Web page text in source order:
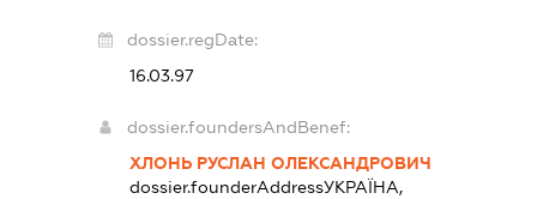
dossier.regDate:
16.03.97
dossier.foundersAndBenef:
ХЛОНЬ РУСЛАН ОЛЕКСАНДРОВИЧ
dossier.founderAddressУКРАЇНА,